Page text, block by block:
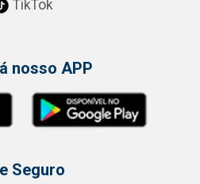
TikTok
nosso APP
Seguro